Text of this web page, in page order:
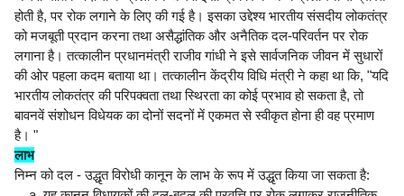
होती है, पर रोक लगाने के लिए की गई है। इसका उद्देश्य भारतीय संसदीय लोकतंत्र
को मजबूती प्रदान करना तथा असैद्धांतिक और अनैतिक दल-परिवर्तन पर रोक
लगाना है। तत्कालीन प्रधानमंत्री राजीव गांधी ने इसे सार्वजनिक जीवन में सुधारों
की ओर पहला कदम बताया था। तत्कालीन केंद्रीय विधि मंत्री ने कहा था कि, "यदि
भारतीय लोकतंत्र की परिपक्वता तथा स्थिरता का कोई प्रभाव हो सकता है, तो
बावनवें संशोधन विधेयक का दोनों सदनों में एकमत से स्वीकृत होना ही वह प्रमाण
है। "
लाभ
निम्न को दल - उद्धृत विरोधी कानून के लाभ के रूप में उद्धृत किया जा सकता है: